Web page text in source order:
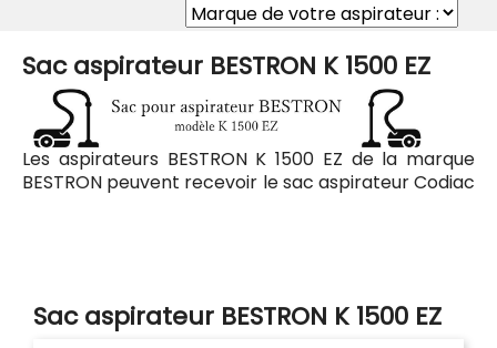
Sac aspirateur BESTRON K 1500 EZ
Les aspirateurs BESTRON K 1500 EZ de la marque
BESTRON peuvent recevoir le sac aspirateur Codiac
Sac aspirateur BESTRON K 1500 EZ